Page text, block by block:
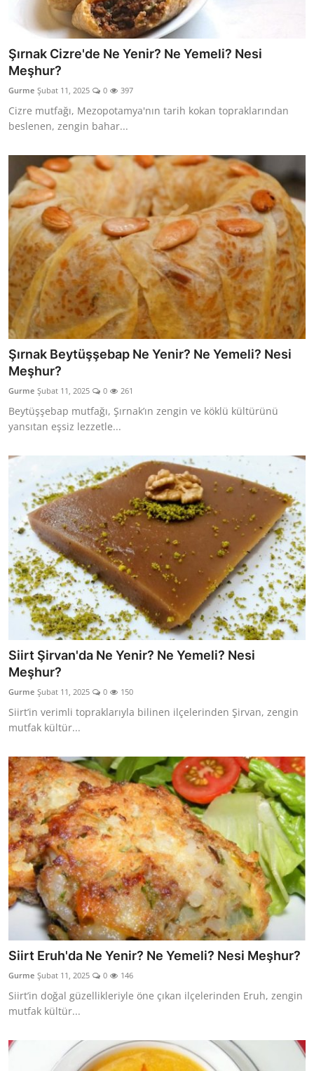
Şırnak Cizre'de Ne Yenir? Ne Yemeli? Nesi
Meşhur?
Gurme Şubat 11, 2025 0 397
Cizre mutfağı, Mezopotamya'nın tarih kokan topraklarından
beslenen, zengin bahar...
Şırnak Beytüşşebap Ne Yenir? Ne Yemeli? Nesi
Meşhur?
Gurme Şubat 11, 2025 0 261
Beytüşşebap mutfağı, Şırnak’ın zengin ve köklü kültürünü
yansıtan eşsiz lezzetle...
Siirt Şirvan'da Ne Yenir? Ne Yemeli? Nesi
Meşhur?
Gurme Şubat 11, 2025 0 150
Siirt’in verimli topraklarıyla bilinen ilçelerinden Şirvan, zengin
mutfak kültür...
Siirt Eruh'da Ne Yenir? Ne Yemeli? Nesi Meşhur?
Gurme Şubat 11, 2025 0 146
Siirt’in doğal güzellikleriyle öne çıkan ilçelerinden Eruh, zengin
mutfak kültür...